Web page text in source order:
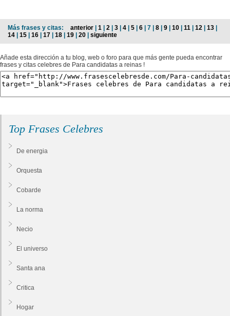
Más frases y citas: anterior | 1 | 2 | 3 | 4 | 5 | 6 | 7 | 8 | 9 | 10 | 11 | 12 | 13 |
14 | 15 | 16 | 17 | 18 | 19 | 20 | siguiente
Añade esta dirección a tu blog, web o foro para que más gente pueda encontrar
frases y citas celebres de Para candidatas a reinas !
Top Frases Celebres
De energia
Orquesta
Cobarde
La norma
Necio
El universo
Santa ana
Critica
Hogar